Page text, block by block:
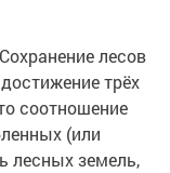
лесов
трёх
соотношение
(или
лесных земель,